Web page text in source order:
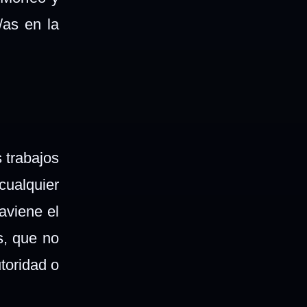
as en la
trabajos
el
que no
o